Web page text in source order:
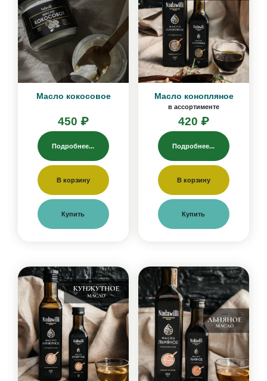
Масло кокосовое
450 ₽
Подробнее...
В корзину
Купить
Масло конопляное
в ассортименте
420 ₽
Подробнее...
В корзину
Купить